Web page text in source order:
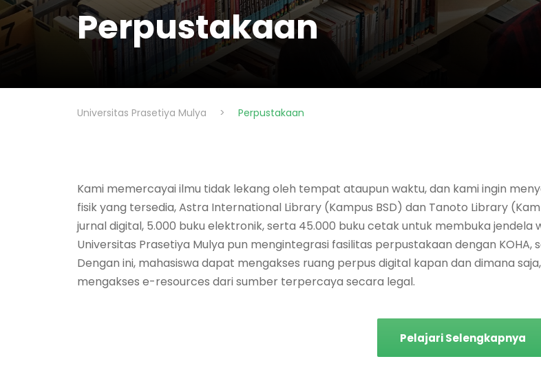
Perpustakaan
Universitas Prasetiya Mulya > Perpustakaan
Kami memercayai ilmu tidak lekang oleh tempat ataupun waktu, dan kami ingin
fisik yang tersedia, Astra International Library (Kampus BSD) dan Tanoto Library
jurnal digital, 5.000 buku elektronik, serta 45.000 buku cetak untuk membuka
Universitas Prasetiya Mulya pun mengintegrasi fasilitas perpustakaan dengan
Dengan ini, mahasiswa dapat mengakses ruang perpus digital kapan dan dimana
mengakses e-resources dari sumber terpercaya secara legal.
Pelajari Selengkapnya